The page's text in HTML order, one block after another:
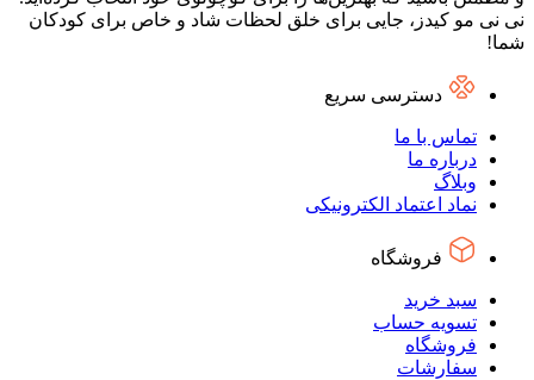
نی نی مو کیدز، جایی برای خلق لحظات شاد و خاص برای کودکان
شما!
دسترسی سریع
تماس با ما
درباره ما
وبلاگ
نماد اعتماد الکترونیکی
فروشگاه
سبد خرید
تسویه حساب
فروشگاه
سفارشات